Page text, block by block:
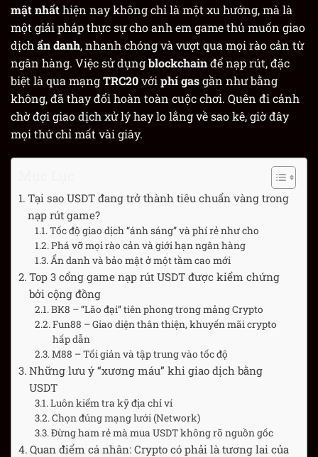
mật nhấthiện nay không chỉ là một xu hướng, mà là
một giải pháp thực sự cho anh em game thủ muốn giao
dịch ẩn danh, nhanh chóng và vượt qua mọi rào cản từ
ngân hàng. Việc sử dụngblockchainđể nạp rút, đặc
biệt là qua mạngTRC20với phí gasgần như bằng
không, đã thay đổi hoàn toàn cuộc chơi. Quên đi cảnh
chờ đợi giao dịch xử lý hay lo lắng về sao kê, giờ đây
mọi thứ chỉ mất vài giây.
Tại sao USDT đang trở thành tiêu chuẩn vàng trong
nạp rút game?
Tốc độ giao dịch “ánh sáng” và phí rẻ như cho
Phá vỡ mọi rào cản và giới hạn ngân hàng
Ẩn danh và bảo mật ở một tầm cao mới
Top 3 cổng game nạp rút USDT được kiểm chứng
bởi cộng đồng
BK8 – “Lão đại” tiên phong trong mảng Crypto
Fun88 – Giao diện thân thiện, khuyến mãi crypto
hấp dẫn
M88 – Tối giản và tập trung vào tốc độ
Những lưu ý “xương máu” khi giao dịch bằng
USDT
Luôn kiểm tra kỹ địa chỉ ví
Chọn đúng mạng lưới (Network)
Đừng ham rẻ mà mua USDT không rõ nguồn gốc
Quan điểm cá nhân: Crypto có phải là tương lai của